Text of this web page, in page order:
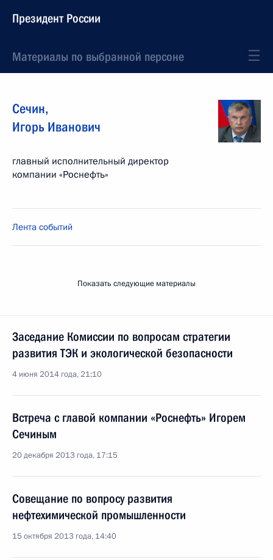
Президент России
Материалы по выбранной персоне
Сечин,
Игорь Иванович
главный исполнительный директор
компании «Роснефть»
Лента событий
Показать следующие материалы
Заседание Комиссии по вопросам стратегии
развития ТЭК и экологической безопасности
4 июня 2014 года, 21:10
Встреча с главой компании «Роснефть» Игорем
Сечиным
20 декабря 2013 года, 17:15
Совещание по вопросу развития
нефтехимической промышленности
15 октября 2013 года, 14:40